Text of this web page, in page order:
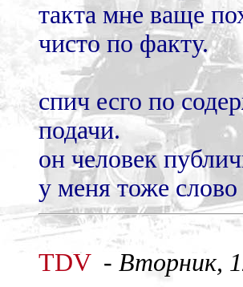
такта мне ваще
чисто по факту.
спич есго по
подачи.
он человек
у меня тоже
TDV- Вторник,